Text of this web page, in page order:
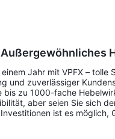
Außergewöhnliches
Hebelwirkung
Jahr mit VPFX – tolle
und zuverlässiger
bis zu 1000-fache
aber seien Sie sich
ist es möglich,
aber immer